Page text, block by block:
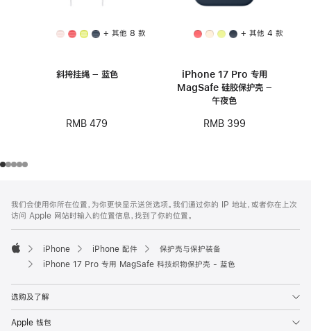
+ 其他 8 款
斜挎挂绳 – 蓝色
RMB 479
+ 其他 4 款
iPhone 17 Pro 专用
MagSafe 硅胶保护壳 –
午夜色
RMB 399
页
页
脚
注
我们会使用你所在位置，为你更快显示送货选项。我们通过你的 IP 地址，或者你在上次
访问 Apple 网站时输入的位置信息，找到了你的位置。
Apple
iPhone iPhone 配件
保护壳与保护装备
iPhone 17 Pro 专用 MagSafe 科技织物保护壳 - 蓝色
选购及了解
Apple 钱包